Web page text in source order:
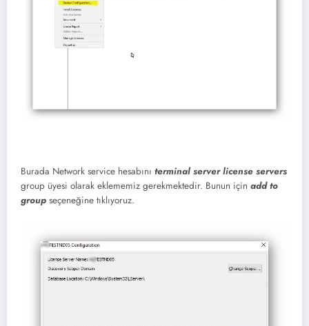
Burada Network service hesabını terminal server license servers
group üyesi olarak eklememiz gerekmektedir. Bunun için add to
group seçeneğine tıklıyoruz.